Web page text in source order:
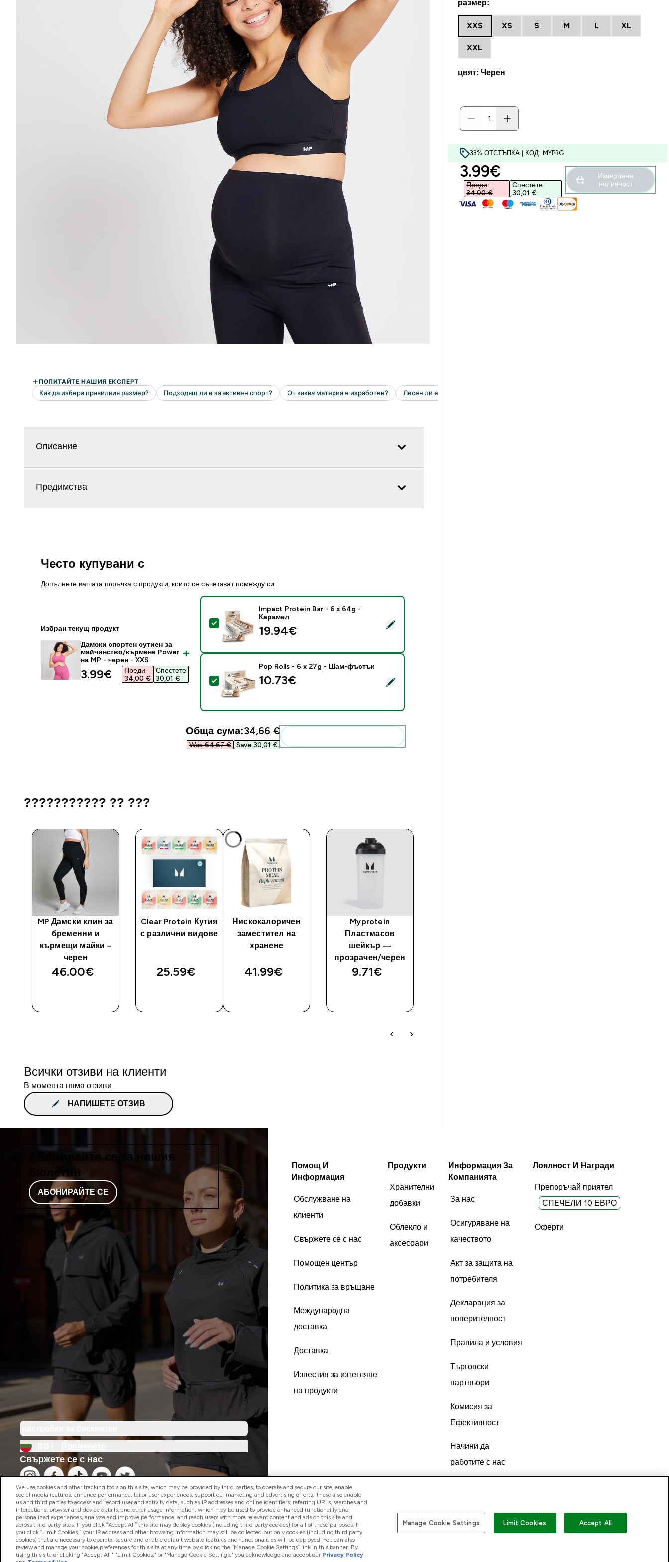
Описание
Предимства
Често купувани с
Допълнете вашата поръчка с продукти, които се съчетават помежду си
Избран текущ продукт
Дамски спортен сутиен за
майчинство/кърмене Power
на MP - черен - XXS
discounted price
3.99€‎
Преди
34,00 €‎
Спестете
30,01 €‎
Select this product - Impact Protein Bar - 6 x 64g - Карамел
Impact Protein Bar - 6 x 64g -
Карамел
19.94€‎
Select this product - Pop Rolls - 6 x 27g - Шам-фъстък
Pop Rolls - 6 x 27g - Шам-фъстък
10.73€‎
Обща сума:34,66 €‎
Was 64,67 €‎ Save 30,01 €‎
??????????? ?? ???
MP Дамски клин за
бременни и
кърмещи майки –
черен
46.00€‎
Clear Protein Кутия
с различни видове
25.59€‎
Нискокалоричен
заместител на
хранене
41.99€‎
Myprotein
Пластмасов
шейкър —
прозрачен/черен
9.71€‎
Всички отзиви на клиенти
В момента няма отзиви.
НАПИШЕТЕ ОТЗИВ
размер:
XXS XS S M L XL
XXL
цвят: Черен
33% ОТСТЪПКА | КОД: MYPBG
discounted price
3.99€‎
Преди
34,00 €‎
Спестете
30,01 €‎
Изчерпана
наличност
Абонирайте се за нашия
бюлетин
АБОНИРАЙТЕ СЕ
Свържете се с нас
Помощ И
Информация
Обслужване на
клиенти
Свържете се с нас
Помощен център
Политика за връщане
Международна
доставка
Доставка
Известия за изтегляне
на продукти
Продукти
Хранителни
добавки
Облекло и
аксесоари
Информация За
Компанията
За нас
Осигуряване на
качеството
Акт за защита на
потребителя
Декларация за
поверителност
Правила и условия
Търговски
партньори
Комисия за
Ефективност
Начини да
работите с нас
Лоялност И Награди
Препоръчай приятел
СПЕЧЕЛИ 10 ЕВРО
Оферти
2026 The Hut.com Ltd Платете сега
We use cookies and other tracking tools on this site, which may be provided by third parties, to operate and secure our site, enable
social media features, enhance performance, tailor user experiences, support our marketing and advertising efforts. These also enable
us and third parties to access and record user and activity data, such as IP addresses and online identifiers, referring URLs, searches and
interactions, browser and device details, and other usage information, which may be used to provide enhanced functionality and
personalized experiences, analyze and improve performance, and reach users with more relevant content and ads on this site and
across third party sites. If you click “Accept All” this site may deploy cookies (including third party cookies) for all of these purposes. If
you click “Limit Cookies,” your IP address and other browsing information may still be collected but only cookies (including third party
cookies) that are necessary to operate, secure and enable default website features and functionalities will be deployed. You can also
review and manage your cookie preferences for this site at any time by clicking the “Manage Cookie Settings” link in this banner. By
using this site or clicking "Accept All," "Limit Cookies," or "Manage Cookie Settings," you acknowledge and accept our Privacy Policy
Manage Cookie Settings Limit Cookies Accept All